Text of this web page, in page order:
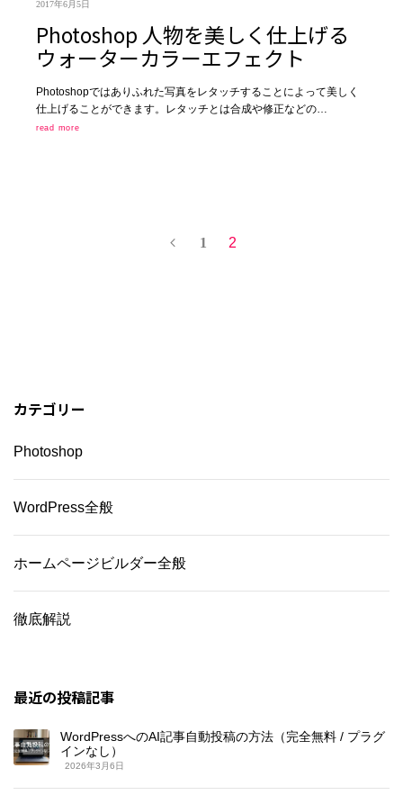
2017年6月5日
Photoshop 人物を美しく仕上げる
ウォーターカラーエフェクト
Photoshopではありふれた写真をレタッチすることによって美しく
仕上げることができます。レタッチとは合成や修正などの…
read more
1 2
カテゴリー
Photoshop
WordPress全般
ホームページビルダー全般
徹底解説
最近の投稿記事
WordPressへのAI記事自動投稿の方法（完全無料 / プラグ
インなし）
2026年3月6日